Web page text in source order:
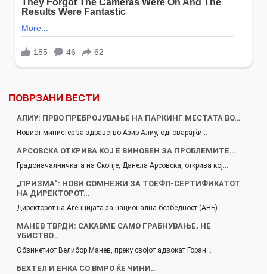
ПОВРЗАНИ ВЕСТИ
АЛИУ: ПРВО ПРЕБРОЈУВАЊЕ НА ПАРКИНГ МЕСТАТА ВО…
Новиот министер за здравство Азир Алиу, одговарајќи…
АРСОВСКА ОТКРИВА КОЈ Е ВИНОВЕН ЗА ПРОБЛЕМИТЕ…
Градоначалничката на Скопје, Данела Арсовска, открива кој…
„ПРИЗМА“: НОВИ СОМНЕЖИ ЗА ТОЕФЛ-СЕРТИФИКАТОТ
НА ДИРЕКТОРОТ…
Директорот на Агенцијата за национална безбедност (АНБ)…
МАНЕВ ТВРДИ: САКАВМЕ САМО ГРАБНУВАЊЕ, НЕ
УБИСТВО…
Обвинетиот Велибор Манев, преку својот адвокат Горан…
БЕХТЕЛ И ЕНКА СО ВМРО ЌЕ ЧИНИ…